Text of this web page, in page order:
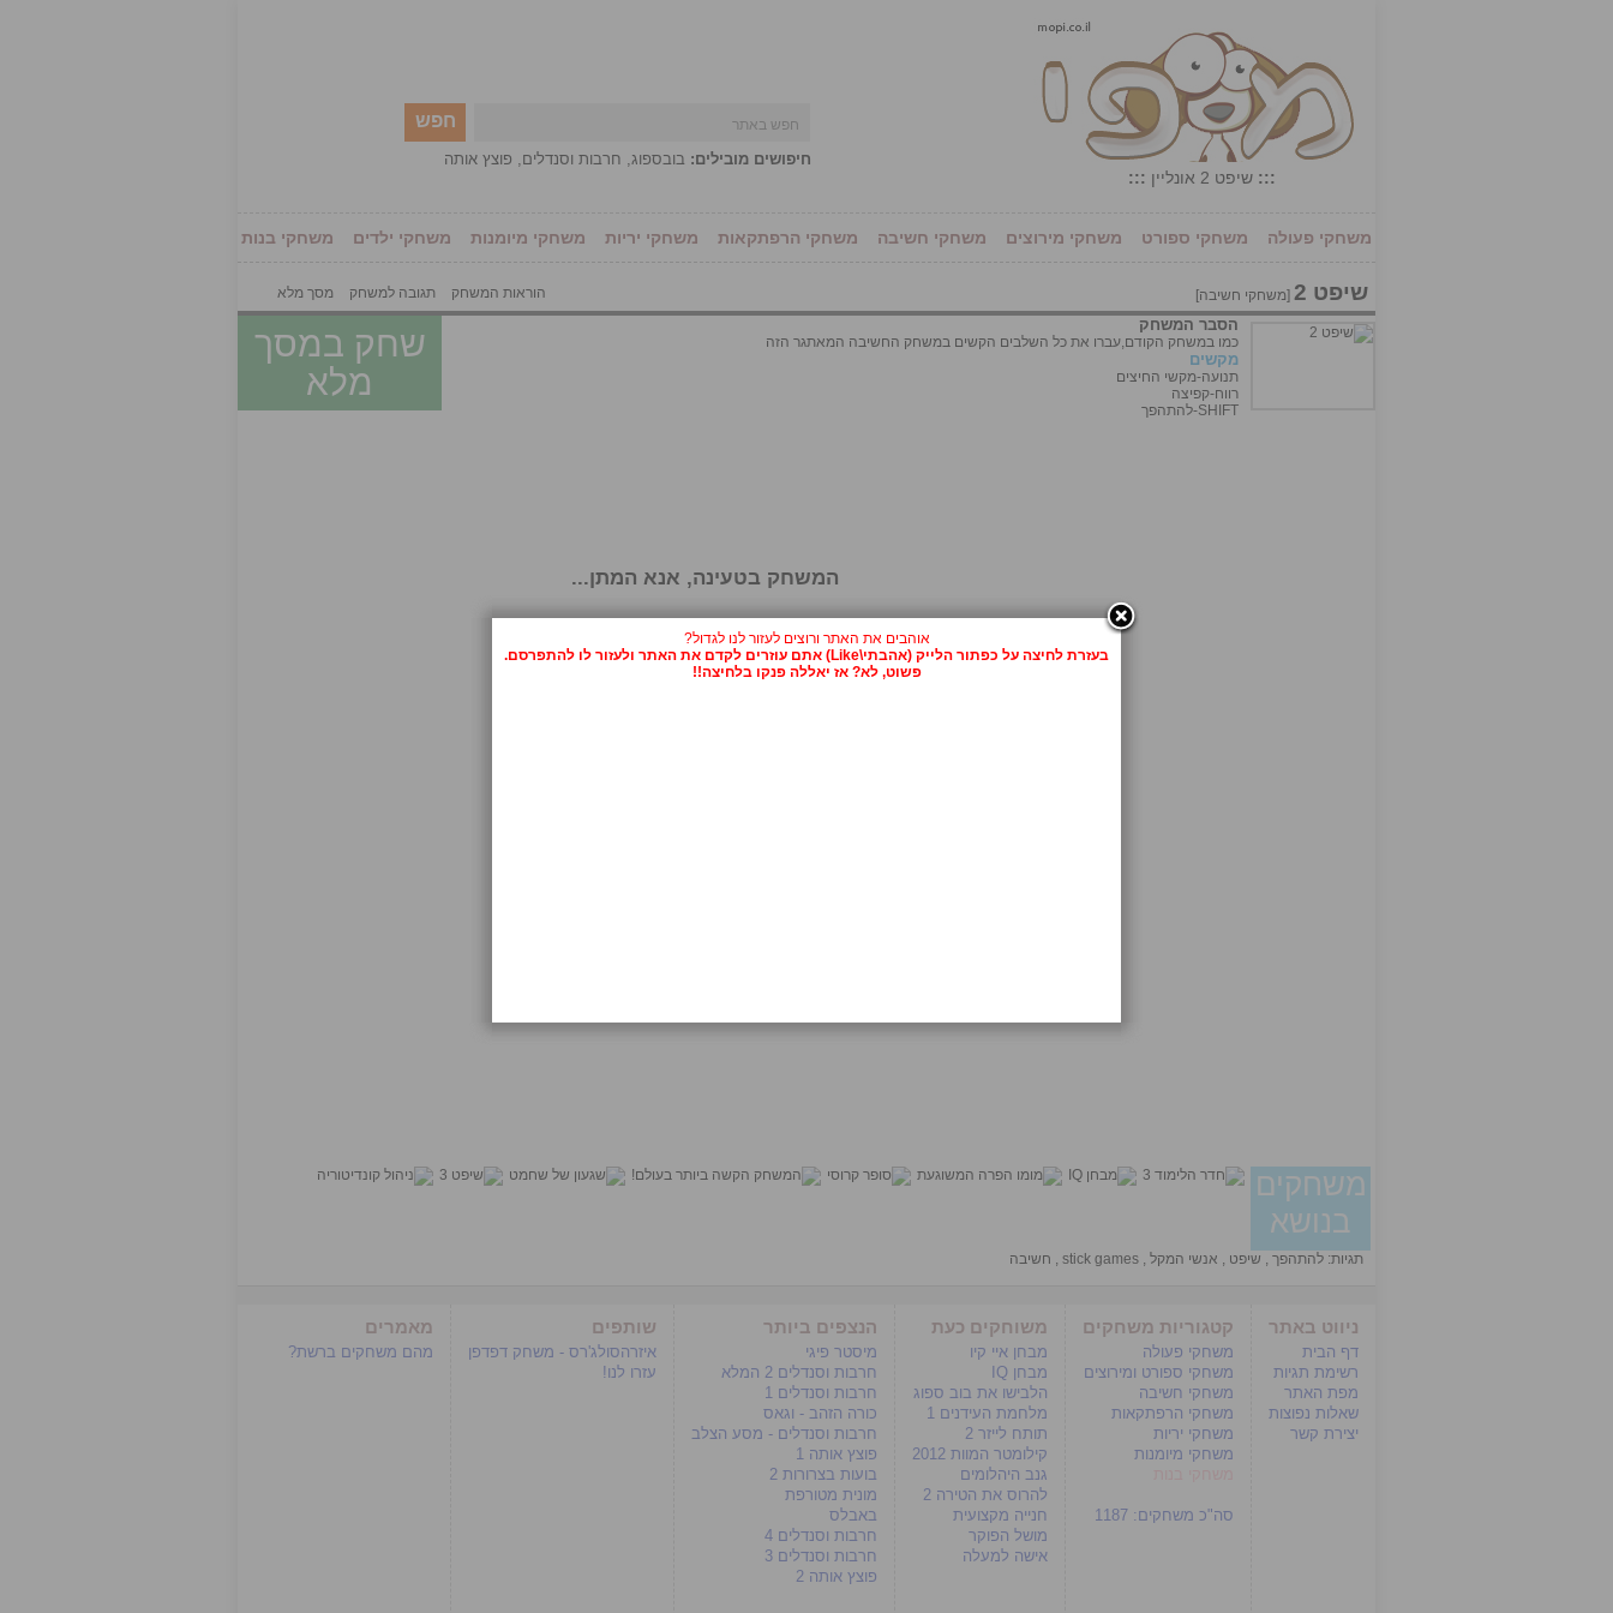
:::שיפט 2 אונליין :::
חפש
חיפושים מובילים: בובספוג, חרבות וסנדלים, פוצץ אותה
משחקי פעולה משחקי ספורט משחקי מירוצים משחקי חשיבה משחקי הרפתקאות משחקי יריות משחקי מיומנות משחקי ילדים משחקי בנות
שיפט 2 [משחקי חשיבה] מסך מלא תגובה למשחק הוראות המשחק
הסבר המשחק
כמו במשחק הקודם,עברו את כל השלבים הקשים במשחק החשיבה המאתגר הזה
מקשים
תנועה-מקשי החיצים
רווח-קפיצה
SHIFT-להתהפך
שחק במסך
מלא
המשחק בטעינה, אנא המתן...
משחקים
בנושא
תגיות: להתהפך , שיפט , אנשי המקל ,
stick games
, חשיבה
ניווט באתר
דף הבית
רשימת תגיות
מפת האתר
שאלות נפוצות
יצירת קשר
קטגוריות משחקים
משחקי פעולה
משחקי ספורט ומירוצים
משחקי חשיבה
משחקי הרפתקאות
משחקי יריות
משחקי מיומנות
סה"כ משחקים: 1187
משוחקים כעת
מבחן איי קיו
מבחן IQ
הלבישו את בוב ספוג
מלחמת העידנים 1
תותח לייזר 2
קילומטר המוות 2012
גנב היהלומים
להרוס את הטירה 2
חנייה מקצועית
מושל הפוקר
אישה למעלה
הנצפים ביותר
מיסטר פיגי
חרבות וסנדלים 2 המלא
חרבות וסנדלים 1
כורה הזהב - וגאס
חרבות וסנדלים - מסע הצלב
פוצץ אותה 1
בועות בצרורות 2
מונית מטורפת
באבלס
חרבות וסנדלים 4
חרבות וסנדלים 3
פוצץ אותה 2
שותפים
איזרהסולג'רס - משחק דפדפן
עזרו לנו!
מאמרים
מהם משחקים ברשת?
אוהבים את האתר ורוצים לעזור לנו לגדול?
בעזרת לחיצה על כפתור הלייק (אהבתי\Like) אתם עוזרים לקדם את האתר ולעזור לו להתפרסם.
פשוט, לא? אז יאללה פנקו בלחיצה!!